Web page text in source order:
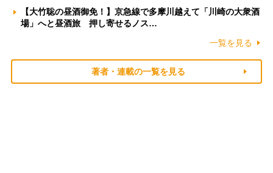
【大竹聡の昼酒御免！】京急線で多摩川越えて「川崎の大衆酒
場」へと昼酒旅 押し寄せるノス…
一覧を見る
著者・連載の一覧を見る